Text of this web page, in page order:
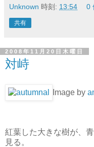
Unknown 時刻: 13:54 0
共有
2008年11月20日木曜日
対峙
Image by
紅葉した大きな樹が、
見る。